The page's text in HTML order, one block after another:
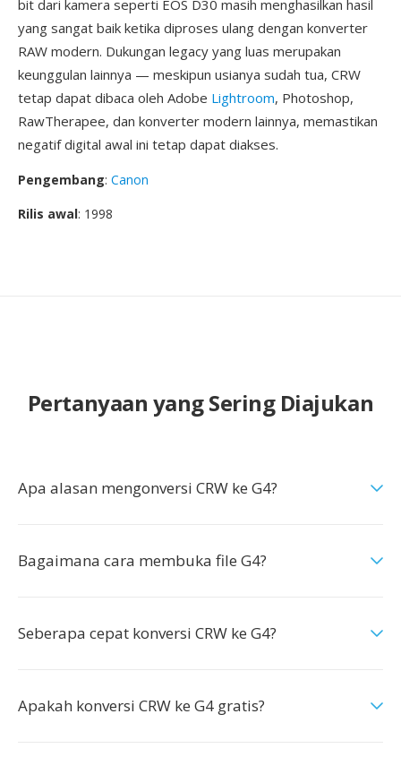
bit dari kamera seperti EOS D30 masih menghasilkan hasil
yang sangat baik ketika diproses ulang dengan konverter
RAW modern. Dukungan legacy yang luas merupakan
keunggulan lainnya — meskipun usianya sudah tua, CRW
tetap dapat dibaca oleh Adobe Lightroom, Photoshop,
RawTherapee, dan konverter modern lainnya, memastikan
negatif digital awal ini tetap dapat diakses.
Pengembang: Canon
Rilis awal: 1998
Pertanyaan yang Sering Diajukan
Apa alasan mengonversi CRW ke G4?
Bagaimana cara membuka file G4?
Seberapa cepat konversi CRW ke G4?
Apakah konversi CRW ke G4 gratis?